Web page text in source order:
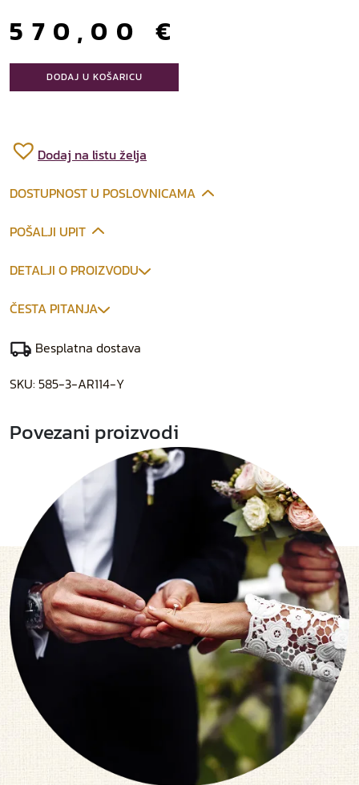
570,00 €
DODAJ U KOŠARICU
Dodaj na listu želja
DOSTUPNOST U POSLOVNICAMA
POŠALJI UPIT
DETALJI O PROIZVODU
ČESTA PITANJA
Besplatna dostava
SKU: 585-3-AR114-Y
Povezani proizvodi